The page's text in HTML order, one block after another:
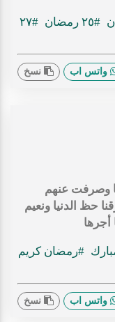
#٢٥ رمضان
#٢٧
واتس اب نسخ
وصرفت عنهم
حظ الدنيا ونعيم
أجرها
#رمضان كريم
واتس اب نسخ